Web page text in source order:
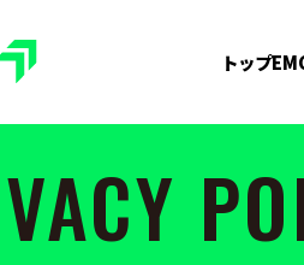
トップ